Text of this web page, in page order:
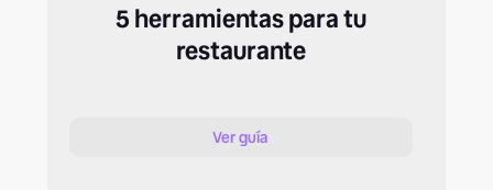
5 herramientas para tu
restaurante
Ver guía